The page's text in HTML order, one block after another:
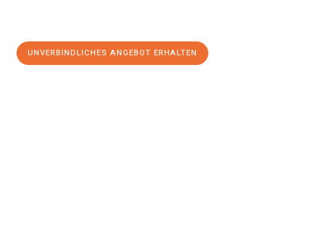
UNVERBINDLICHES ANGEBOT ERHALTEN